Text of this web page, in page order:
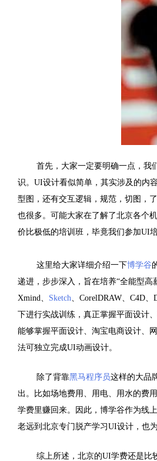
首先，大家一定要明确一点，我
识。 UI设计看似简单，其实涉及的内
型图，还有交互逻辑，规范，切图，
也很多。可能大家在了解了北京各个
价比极低的培训班，毕竟我们参加UI
这里给大家详细介绍一下博学谷
递进，步步深入，旨在培养“全能型高
Xmind、 Sketch、 CorelDRAW、 C4D、
下进行实战训练，真正掌握平面设计
能够掌握平面设计、淘宝电商设计、
法可独立完成UI动画设计。
除了背靠黑马程序员这样的大品
出。比如场地费用、用电、用水的费
学费里赚回来。因此，博学谷作为线
老远到北京专门脱产学习 UI设计，也
综上所述，北京的UI学费还是比